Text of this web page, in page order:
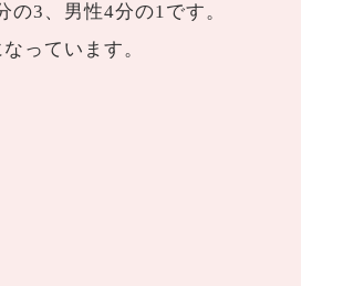
3、男性4分の1です。
っています。